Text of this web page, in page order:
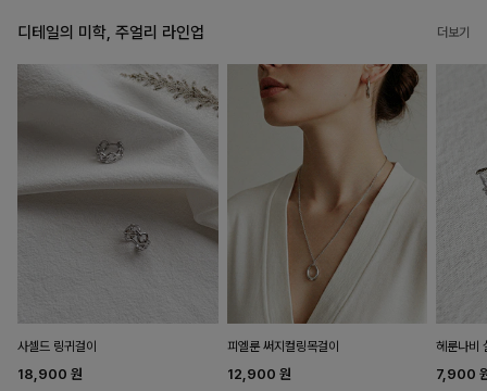
디테일의 미학, 주얼리 라인업 더보기
사셀드 링귀걸이
18,900 원
피엘룬 써지컬링목걸이
12,900 원
헤룬나비
7,900